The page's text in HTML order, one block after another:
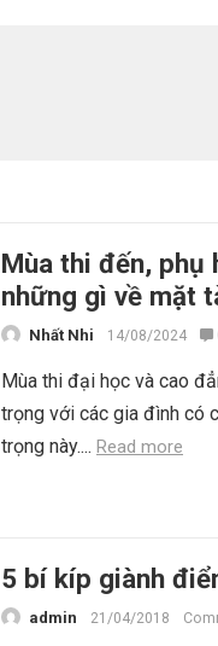
Mùa thi đến, phụ
những gì về mặt
Nhất Nhi 14/08/2024
Mùa thi đại học và cao
trọng với các gia đình có
trọng này.... Read more
5 bí kíp giành
admin 21/04/2018